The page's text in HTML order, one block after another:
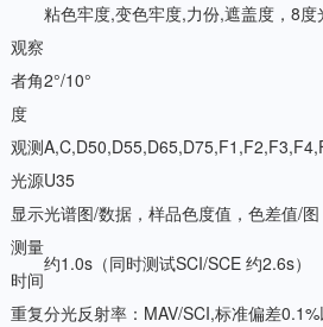
粘色牢度,变色牢度,力份,遮盖度，8度
观察
者角
度
2°/10°
观测
光源U35
显示光谱图/数据，样品色度值，色差值/
测量
时间
约1.0s（同时测试SCI/SCE 约2.6s）
重复分光反射率：MAV/SCI,标准偏差